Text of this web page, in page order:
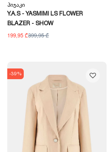
Პიჯაკი
Y.A.S - YASMIMI LS FLOWER
BLAZER - SHOW
199,95 ₾399,95 ₾
-39%